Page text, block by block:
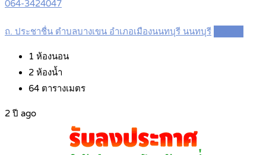
064-3424047
ถ. ประชาชื่น ตำบลบางเขน อำเภอเมืองนนทบุรี นนทบุรี
1 ห้องนอน
2 ห้องน้ำ
64 ตารางเมตร
2 ปี ago